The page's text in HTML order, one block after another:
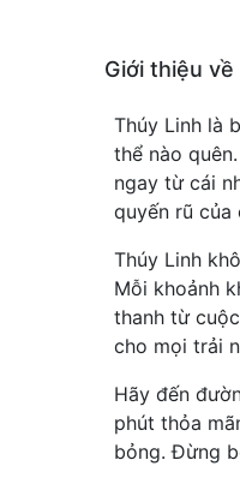
Giới thiệu về
Thúy Linh là
thể nào
ngay từ cái
quyến rũ của
Thúy Linh
Mỗi khoảnh
thanh từ
cho mọi trải
Hãy đến
phút thỏa
bỏng. Đừng